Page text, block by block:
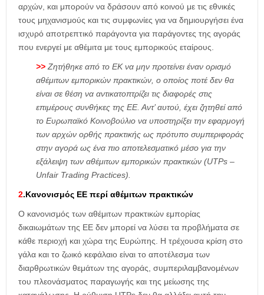
αρχών, και μπορούν να δράσουν από κοινού με τις εθνικές
τους μηχανισμούς και τις συμφωνίες για να δημιουργήσει ένα
ισχυρό αποτρεπτικό παράγοντα για παράγοντες της αγοράς
που ενεργεί με αθέμιτα με τους εμπορικούς εταίρους.
>>Ζητήθηκε από το EΚ να μην προτείνει έναν ορισμό
αθέμιτων εμπορικών πρακτικών, ο οποίος ποτέ δεν θα
είναι σε θέση να αντικατοπτρίζει τις διαφορές στις
επιμέρους συνθήκες της ΕΕ. Αντ’ αυτού, έχει ζητηθεί από
το Ευρωπαϊκό Κοινοβούλιο να υποστηρίξει την εφαρμογή
των αρχών ορθής πρακτικής ως πρότυπο συμπεριφοράς
στην αγορά ως ένα πιο αποτελεσματικό μέσο για την
εξάλειψη των αθέμιτων εμπορικών πρακτικών (UTPs –
Unfair Trading Practices).
2.Κανονισμός ΕΕ περί αθέμιτων πρακτικών
Ο κανονισμός των αθέμιτων πρακτικών εμπορίας
δικαιωμάτων της ΕΕ δεν μπορεί να λύσει τα προβλήματα σε
κάθε περιοχή και χώρα της Ευρώπης. Η τρέχουσα κρίση στο
γάλα και το ζωικό κεφάλαιο είναι το αποτέλεσμα των
διαρθρωτικών θεμάτων της αγοράς, συμπεριλαμβανομένων
του πλεονάσματος παραγωγής και της μείωσης της